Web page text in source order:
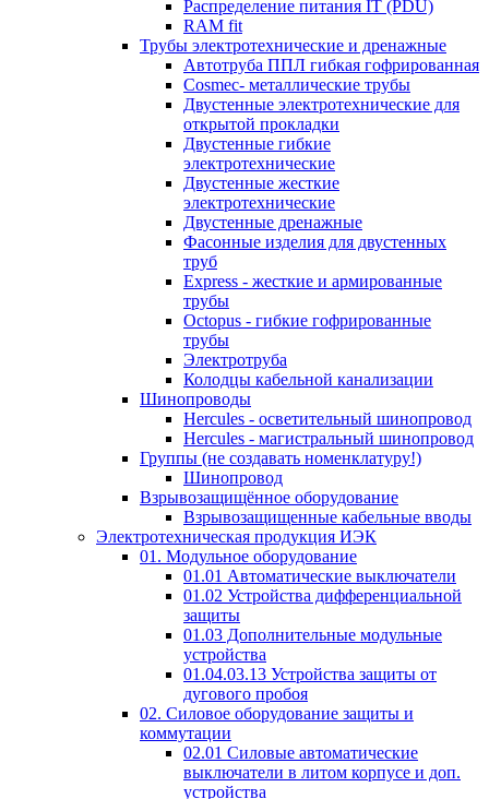
Распределение питания IT (PDU)
RAM fit
Трубы электротехнические и дренажные
Автотруба ППЛ гибкая гофрированная
Cosmec- металлические трубы
Двустенные электротехнические для
открытой прокладки
Двустенные гибкие
электротехнические
Двустенные жесткие
электротехнические
Двустенные дренажные
Фасонные изделия для двустенных
труб
Express - жесткие и армированные
трубы
Octopus - гибкие гофрированные
трубы
Электротруба
Колодцы кабельной канализации
Шинопроводы
Hercules - осветительный шинопровод
Hercules - магистральный шинопровод
Группы (не создавать номенклатуру!)
Шинопровод
Взрывозащищённое оборудование
Взрывозащищенные кабельные вводы
Электротехническая продукция ИЭК
01. Модульное оборудование
01.01 Автоматические выключатели
01.02 Устройства дифференциальной
защиты
01.03 Дополнительные модульные
устройства
01.04.03.13 Устройства защиты от
дугового пробоя
02. Силовое оборудование защиты и
коммутации
02.01 Силовые автоматические
выключатели в литом корпусе и доп.
устройства